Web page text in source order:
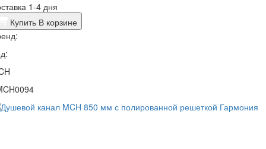
1-4 дня
Купить В корзине